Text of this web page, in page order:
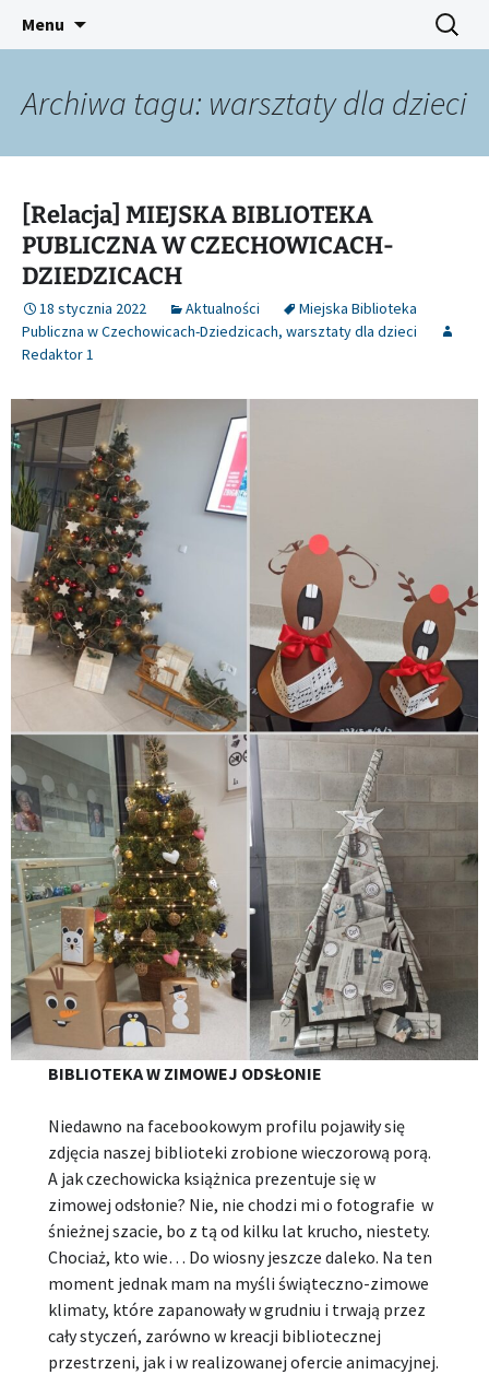
Śląski Pegaz
Platforma inicjatyw bibliotecznych
Menu Szukaj:
Archiwa tagu: warsztaty dla dzieci
[Relacja] MIEJSKA BIBLIOTEKA
PUBLICZNA W CZECHOWICACH-
DZIEDZICACH
18 stycznia 2022 Aktualności
Miejska Biblioteka
Publiczna w Czechowicach-Dziedzicach, warsztaty dla dzieci
Redaktor 1
BIBLIOTEKA W ZIMOWEJ ODSŁONIE
Niedawno na facebookowym profilu pojawiły się
zdjęcia naszej biblioteki zrobione wieczorową porą.
A jak czechowicka książnica prezentuje się w
zimowej odsłonie? Nie, nie chodzi mi o fotografie w
śnieżnej szacie, bo z tą od kilku lat krucho, niestety.
Chociaż, kto wie… Do wiosny jeszcze daleko. Na ten
moment jednak mam na myśli świąteczno-zimowe
klimaty, które zapanowały w grudniu i trwają przez
cały styczeń, zarówno w kreacji bibliotecznej
przestrzeni, jak i w realizowanej ofercie animacyjnej.